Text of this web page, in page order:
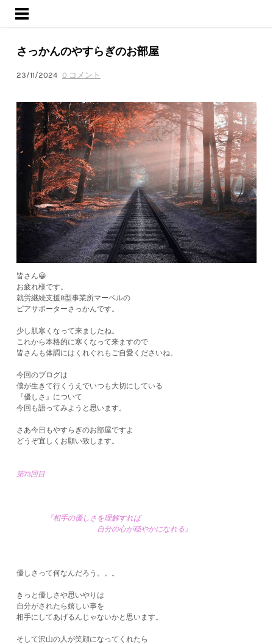
ようこそ
活動内容
ブログ
さっかんのやすらぎのお部屋
23/11/2024 0 コメント
皆さん😀
お疲れ様です。
就労継続支援B型事業所マーベルの
ピアサポーターさっかんです。
少し肌寒くなって来ましたね。
これから本格的に寒くなって来ますので
皆さんも体調にはくれぐれもご自愛くださいね。
今回のブログは
僕が生きて行くうえでいつも大切にしている
『優しさ』について
​今回も語ってみようと思います。
さあ今日もやすらぎのお部屋ですよ
どうぞ宜しくお願い致します。
第73回目
『相手の優しさを理解すれば
自分の心が穏やかになれる』
優しさって何なんだろう。。。
きっと優しさや思いやりは
自分がされたら嬉しい事を
相手にしてあげるんじゃないかと思います。
そして沢山の人が笑顔になってくれたら